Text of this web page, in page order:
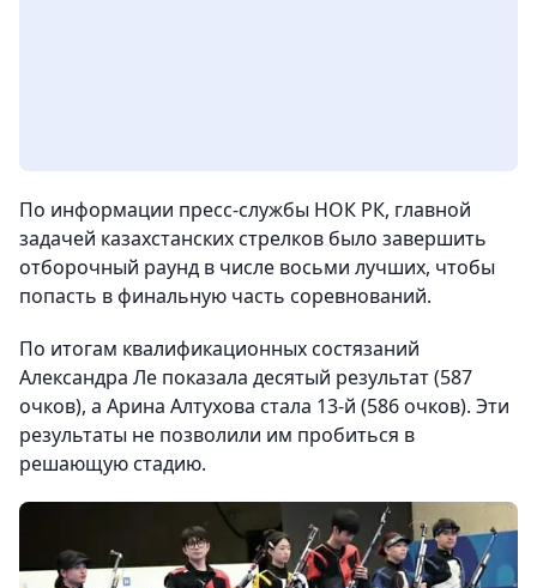
По информации пресс-службы НОК РК, главной
задачей казахстанских стрелков было завершить
отборочный раунд в числе восьми лучших, чтобы
попасть в финальную часть соревнований.
По итогам квалификационных состязаний
Александра Ле показала десятый результат (587
очков), а Арина Алтухова стала 13-й (586 очков). Эти
результаты не позволили им пробиться в
решающую стадию.